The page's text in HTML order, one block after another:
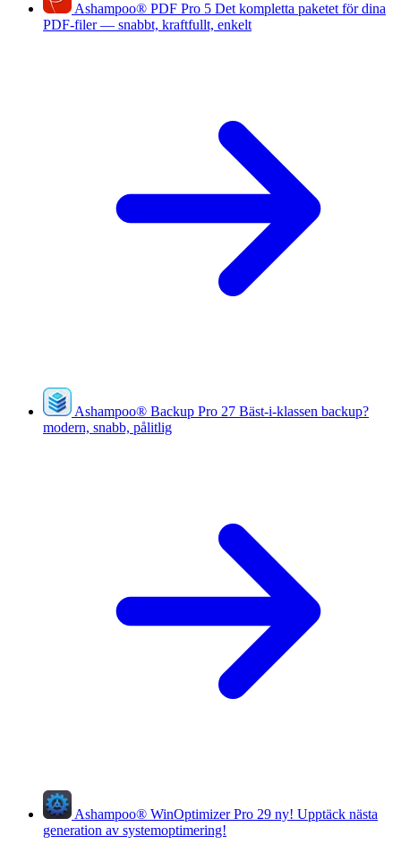
Ashampoo® PDF Pro 5 Det kompletta paketet för dina
PDF-filer — snabbt, kraftfullt, enkelt
Ashampoo® Backup Pro 27 Bäst-i-klassen backup?
modern, snabb, pålitlig
Ashampoo® WinOptimizer Pro 29 ny! Upptäck nästa
generation av systemoptimering!